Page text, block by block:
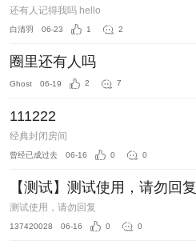
还有人记得我吗 hello
白清羽 06-23 1 2
圈里还有人吗
Ghost 06-19 2 7
111222
经典封闭房间
曾经已成过去 06-16 0 0
【测试】测试使用，请勿回复
测试使用，请勿回复
137420028 06-16 0 0